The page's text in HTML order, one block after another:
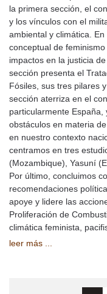
la primera sección, el
y los vínculos con el
ambiental y climática.
conceptual de
impactos en la justicia
sección presenta el
Fósiles, sus tres pilares
sección aterriza en el
particularmente
obstáculos en materia
en nuestro contexto
centramos en tres
(Mozambique), Yasuní
Por último, concluimos
recomendaciones
apoye y lidere las
Proliferación de
climática feminista,
leer más ...